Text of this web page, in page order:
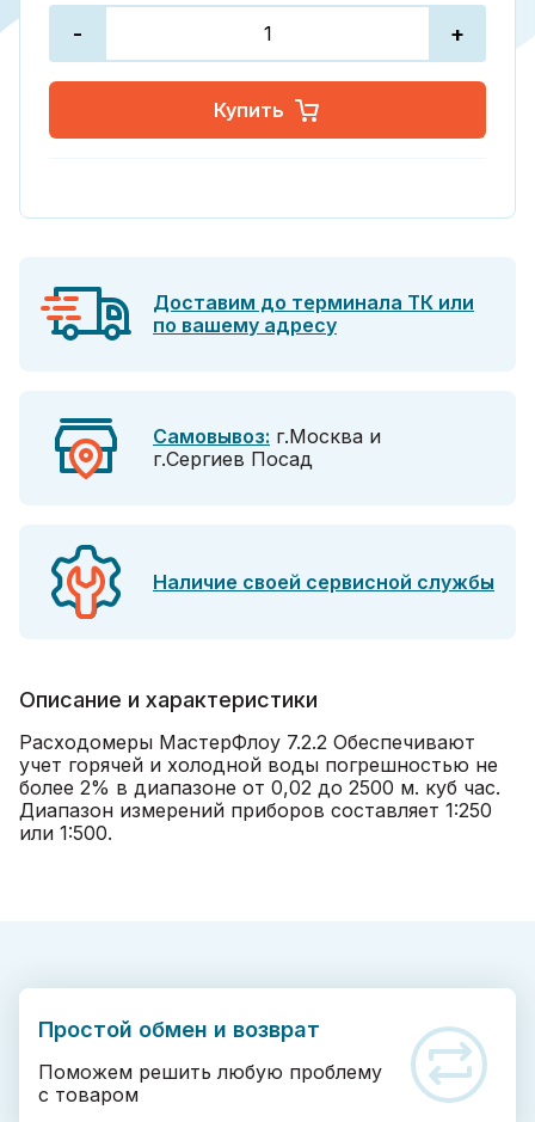
- +
Купить
Доставим до терминала ТК или
по вашему адресу
Самовывоз: г.Москва и
г.Сергиев Посад
Наличие своей сервисной службы
Описание и характеристики
Расходомеры МастерФлоу 7.2.2 Обеспечивают
учет горячей и холодной воды погрешностью не
более 2% в диапазоне от 0,02 до 2500 м. куб час.
Диапазон измерений приборов составляет 1:250
или 1:500.
Простой обмен и возврат
Поможем решить любую проблему
с товаром